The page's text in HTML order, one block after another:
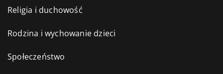
Religia i duchowość
Rodzina i wychowanie dzieci
Społeczeństwo